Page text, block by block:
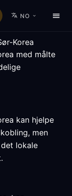
NO
Korea
med målte
kan hjelpe
men
lokale